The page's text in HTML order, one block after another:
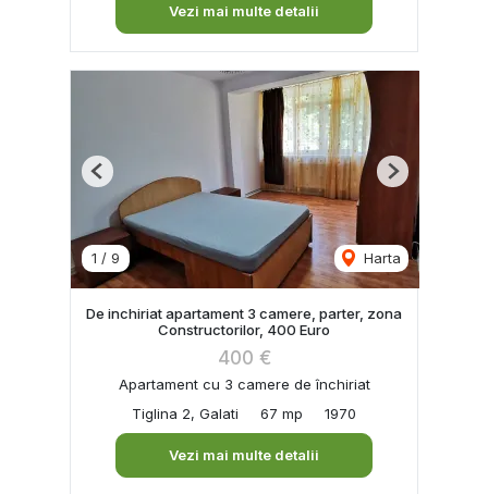
Vezi mai multe detalii
1 / 9 Harta
Previous Next
De inchiriat apartament 3 camere, parter, zona
Constructorilor, 400 Euro
400 €
Apartament cu 3 camere de închiriat
Tiglina 2, Galati
67 mp 1970
Vezi mai multe detalii